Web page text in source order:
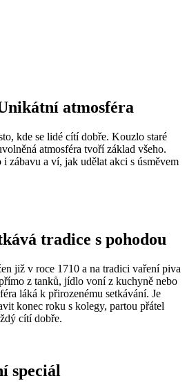
atmosféra
kde se lidé cítí dobře. Kouzlo staré
atmosféra tvoří základ všeho.
zábavu a ví, jak udělat akci s úsměvem
tradice s pohodou
již v roce 1710 a na tradici vaření piva
z tanků, jídlo voní z kuchyně nebo
láká k přirozenému setkávání. Je
konec roku s kolegy, partou přátel
cítí dobře.
speciál